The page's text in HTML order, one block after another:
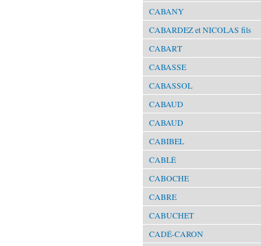
CABANY
CABARDEZ et NICOLAS fils
CABART
CABASSE
CABASSOL
CABAUD
CABAUD
CABIBEL
CABLÉ
CABOCHE
CABRE
CABUCHET
CADÉ-CARON